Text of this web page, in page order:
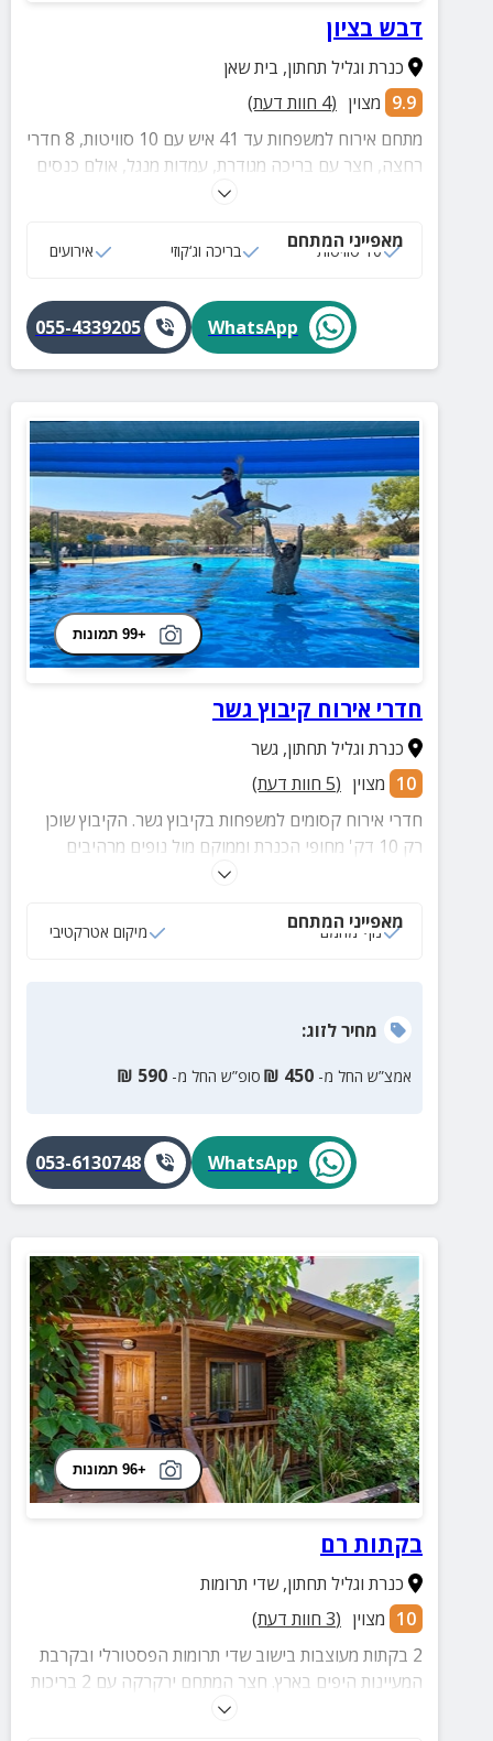
דבש בציון
כנרת וגליל תחתון, בית שאן
9.9 מצוין (
4 חוות דעת)
מתחם אירוח למשפחות עד 41 איש עם 10 סוויטות, 8 חדרי
רחצה, חצר עם בריכה מגודרת, עמדות מנגל, אולם כנסים
מאפייני המתחם
10 סוויטות בריכה וג‘קוזי אירועים
WhatsApp
055-4339205
+99 תמונות
חדרי אירוח קיבוץ גשר
כנרת וגליל תחתון, גשר
10 מצוין (
5 חוות דעת)
חדרי אירוח קסומים למשפחות בקיבוץ גשר. הקיבוץ שוכן
רק 10 דק' מחופי הכנרת וממוקם מול נופים מרהיבים
ביופיים של הגליל. בקיבוץ 6 חדרי אירוח המיועדים לזוגות
מאפייני המתחם
נוף מהמם מיקום אטרקטיבי
מחירלזוג:
אמצ”ש החל מ- 450
₪ סופ”ש החל מ- 590
₪
WhatsApp
053-6130748
+96 תמונות
בקתות רם
כנרת וגליל תחתון,שדי תרומות
10 מצוין (
3 חוות דעת)
2 בקתות מעוצבות בישוב שדי תרומות הפסטורלי ובקרבת
המעיינות היפים בארץ. חצר המתחם ירקרקה עם 2 בריכות
מרעננות ובכל בקתה תמצאו ג'קוזי זרמים מפנק ואבזור